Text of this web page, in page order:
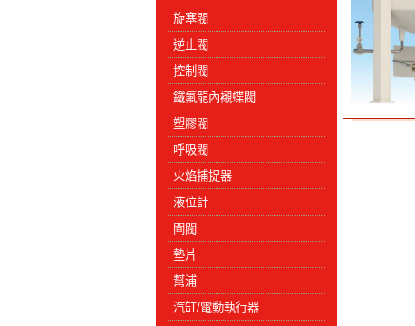
旋塞閥
逆止閥
控制閥
鐵氟龍內襯蝶閥
塑膠閥
呼吸閥
火焰捕捉器
液位計
閘閥
墊片
幫浦
汽缸/電動執行器